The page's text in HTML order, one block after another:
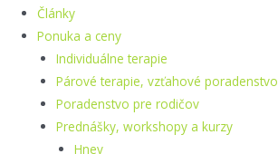
Články
Ponuka a ceny
Individuálne terapie
Párové terapie, vzťahové poradenstvo
Poradenstvo pre rodičov
Prednášky, workshopy a kurzy
Hnev